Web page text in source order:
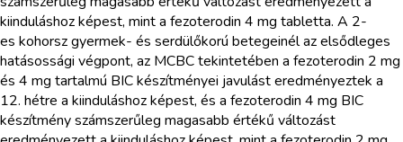
kiinduláshoz képest, mint a fezoterodin 4 mg tabletta. A 2-
es kohorsz gyermek- és serdülőkorú betegeinél az elsődleges
hatásossági végpont, az MCBC tekintetében a fezoterodin 2 mg
és 4 mg tartalmú BIC készítményei javulást eredményeztek a
12. hétre a kiinduláshoz képest, és a fezoterodin 4 mg BIC
készítmény számszerűleg magasabb értékű változást